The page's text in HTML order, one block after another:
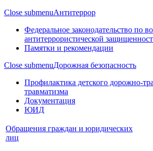
Close submenuАнтитеррор
Федеральное законодательство по
антитеррористической
Памятки и рекомендации
Close submenuДорожная безопасность
Профилактика детского дорожно-
травматизма
Документация
ЮИД
Обращения граждан и юридических
лиц